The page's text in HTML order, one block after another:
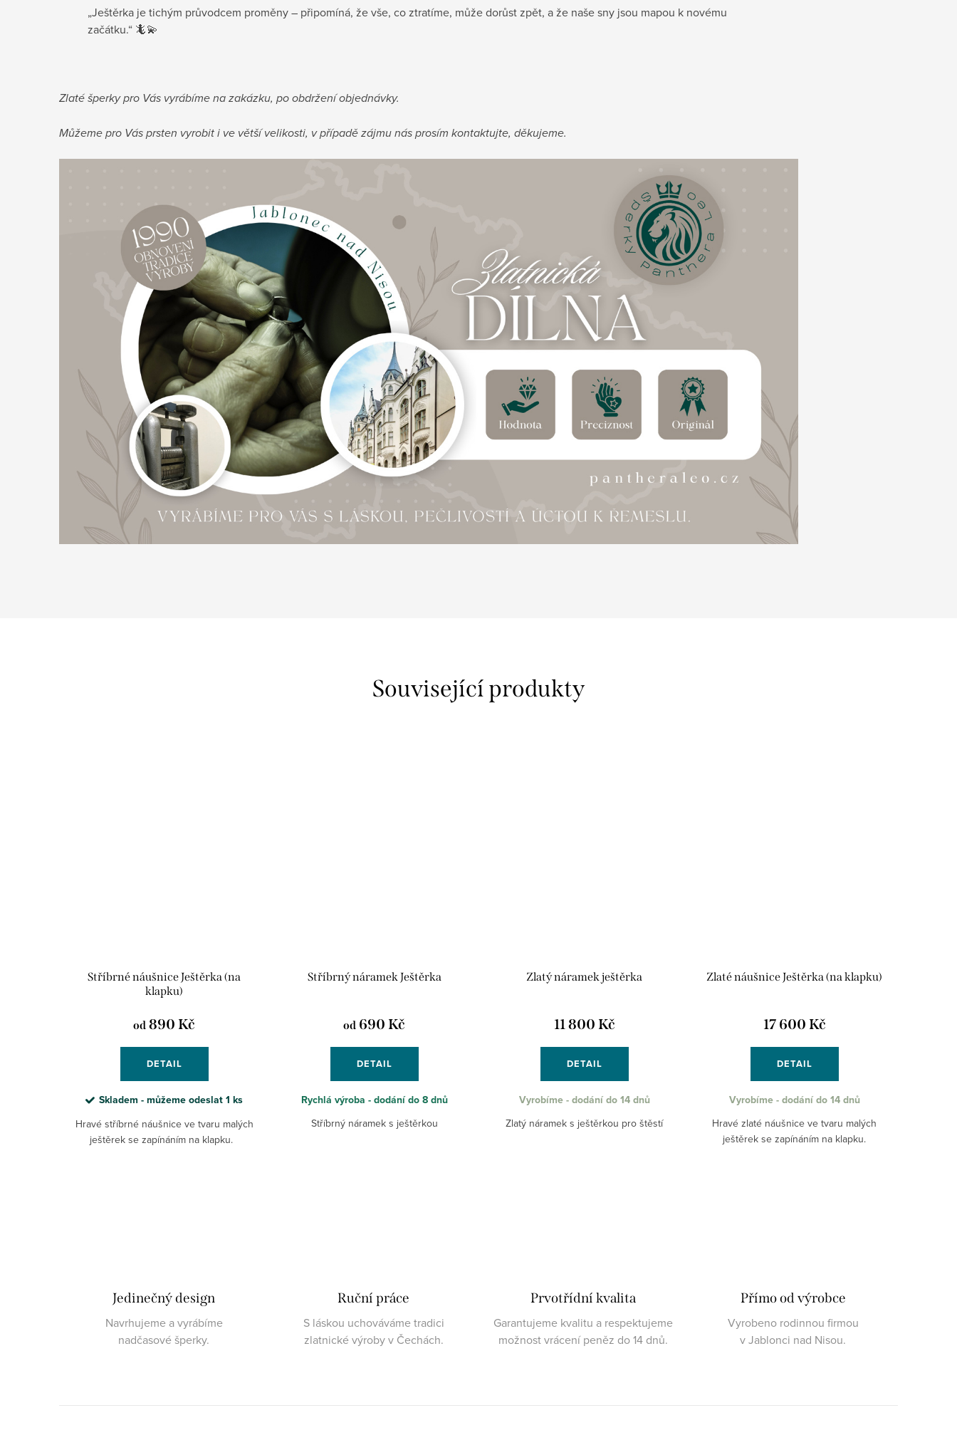
„Ještěrka je tichým průvodcem proměny – připomíná, že vše, co ztratíme, může dorůst zpět, a že naše sny jsou mapou k novému
začátku.“ 🦎💫
Zlaté šperky pro Vás vyrábíme na zakázku, po obdržení objednávky.
Můžeme pro Vás prsten vyrobit i ve větší velikosti, v případě zájmu nás prosím kontaktujte, děkujeme.
Související produkty
Stříbrné náušnice Ještěrka (na
klapku)
od 890 Kč
DETAIL
Skladem - můžeme odeslat1 ks
Hravé stříbrné náušnice ve tvaru malých
ještěrek se zapínáním na klapku.
Stříbrný náramek Ještěrka
od 690 Kč
DETAIL
Rychlá výroba - dodání do 8 dnů
Stříbrný náramek s ještěrkou
Zlatý náramek ještěrka
11 800 Kč
DETAIL
Vyrobíme - dodání do 14 dnů
Zlatý náramek s ještěrkou pro štěstí
Zlaté náušnice Ještěrka (na klapku)
17 600 Kč
DETAIL
Vyrobíme - dodání do 14 dnů
Hravé zlaté náušnice ve tvaru malých
ještěrek se zapínáním na klapku.
Jedinečný design
Navrhujeme a vyrábíme
nadčasové šperky.
Ruční práce
S láskou uchováváme tradici
zlatnické výroby v Čechách.
Prvotřídní kvalita
Garantujeme kvalitu a respektujeme
možnost vrácení peněz do 14 dnů.
Přímo od výrobce
Vyrobeno rodinnou firmou
v Jablonci nad Nisou.